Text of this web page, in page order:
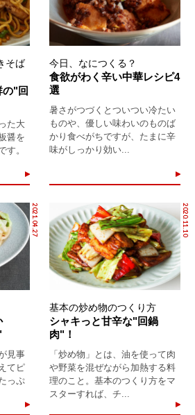
そば
の"回
た大
醤を
す。
今日、なにつくる？
食欲がわく辛い中華レシピ4
選
暑さがつづくとついつい冷たい
ものや、優しい味わいのものば
かり食べがちですが、たまに辛
味がしっかり効い...
2021.04.27
見事
てピ
っぷ
2020.11.10
基本の炒め物のつくり方
シャキっと甘辛な"回鍋
肉"！
「炒め物」とは、油を使って肉
や野菜を混ぜながら加熱する料
理のこと。基本のつくり方をマ
スターすれば、チ...